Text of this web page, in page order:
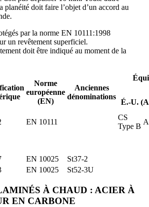
planéité doit faire l’objet d’un accord au
par la norme EN 10111:1998
un revêtement superficiel.
doit être indiqué au moment de la
Norme
européenne
(EN)
Anciennes
dénominations
É.-U.
EN 10111
CS
Type B
EN 10025
St37-2
EN 10025 St52-3U
À CHAUD : ACIER À
EN CARBONE